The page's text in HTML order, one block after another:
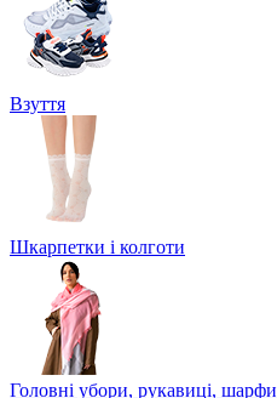
Взуття
Шкарпетки і колготи
Головні убори, рукавиці, шарфи